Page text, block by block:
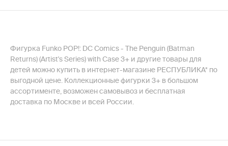
Фигурка Funko POP!: DC Comics - The Penguin (Batman
Returns) (Artist's Series) with Case 3+ и другие товары для
детей можно купить в интернет-магазине РЕСПУБЛИКА* по
выгодной цене. Коллекционные фигурки 3+ в большом
ассортименте, возможен самовывоз и бесплатная
доставка по Москве и всей России.